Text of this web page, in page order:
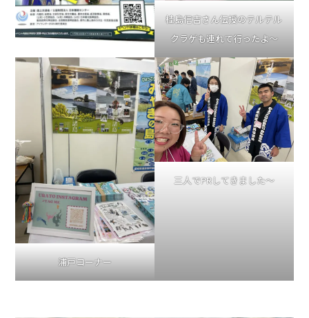
桂島信吉さん伝授のテルテル
クラゲも連れて行ったよ～
浦戸コーナー
三人でPRしてきました～